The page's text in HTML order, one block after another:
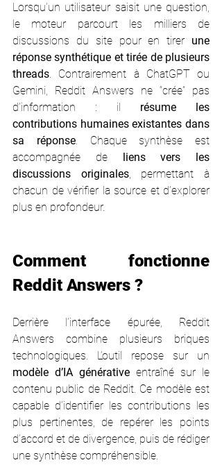
Lorsqu’un utilisateur saisit une question,
le moteur parcourt les milliers de
discussions du site pour en tirer une
réponse synthétique et tirée de plusieurs
threads. Contrairement à ChatGPT ou
Gemini, Reddit Answers ne “crée” pas
d’information : il résume les
contributions humaines existantes dans
sa réponse. Chaque synthèse est
accompagnée de
liens vers les
discussions originales, permettant à
chacun de vérifier la source et d’explorer
plus en profondeur.
Comment fonctionne
Reddit Answers ?
Derrière l’interface épurée, Reddit
Answers combine plusieurs briques
modèle d’IA générative entraîné sur le
contenu public de Reddit. Ce modèle est
capable d’identifier les contributions les
plus pertinentes, de repérer les points
d’accord et de divergence, puis de rédiger
une synthèse compréhensible.